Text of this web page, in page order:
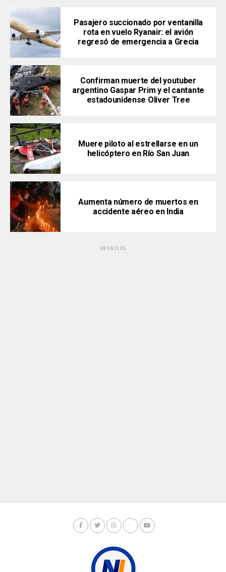
Pasajero succionado por ventanilla
rota en vuelo Ryanair: el avión
regresó de emergencia a Grecia
Confirman muerte del youtuber
argentino Gaspar Prim y el cantante
estadounidense Oliver Tree
Muere piloto al estrellarse en un
helicóptero en Río San Juan
Aumenta número de muertos en
accidente aéreo en India
ANUNCIOS